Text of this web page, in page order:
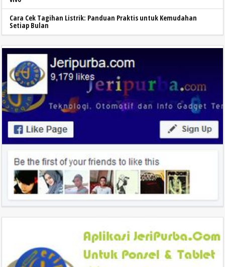
Cara Cek Tagihan Listrik: Panduan Praktis untuk Kemudahan
Setiap Bulan